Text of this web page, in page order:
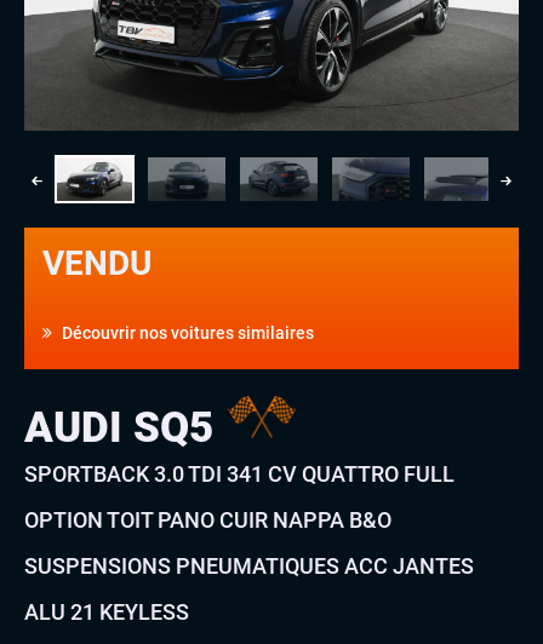
VENDU
Découvrir nos voitures similaires
AUDI SQ5
SPORTBACK 3.0 TDI 341 CV QUATTRO FULL
OPTION TOIT PANO CUIR NAPPA B&O
SUSPENSIONS PNEUMATIQUES ACC JANTES
ALU 21 KEYLESS